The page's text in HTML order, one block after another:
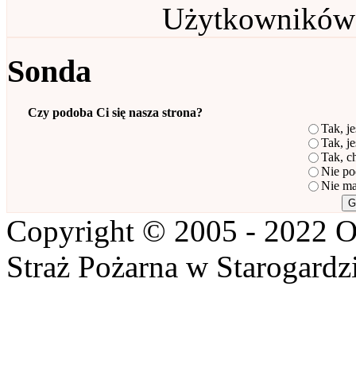
Sonda
Czy podoba Ci się nasza strona?
Tak,
Tak,
Tak,
Nie
Nie
Copyright © 2005 - 2022
Straż Pożarna w